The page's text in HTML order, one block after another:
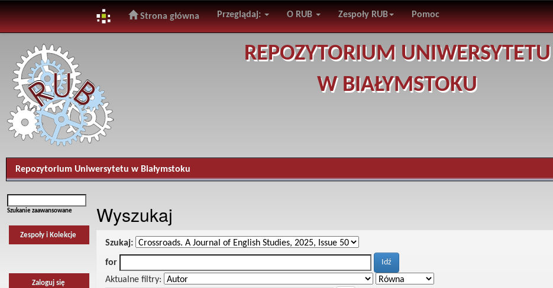
navigation
Strona główna Przeglądaj: O RUB Zespoły RUB Pomoc
REPOZYTORIUM UNIWERSYTETU
W BIAŁYMSTOKU
Repozytorium Uniwersytetu w Białymstoku
Szukanie zaawansowane
Zespoły i Kolekcje
Zaloguj się
Wyszukaj
Szukaj:
for
Aktualne filtry: